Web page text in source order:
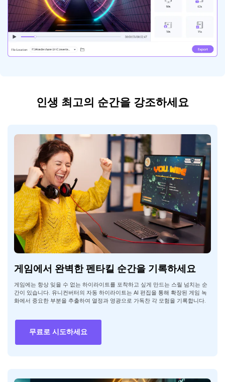
인생 최고의 순간을 강조하세요
게임에서 완벽한 펜타킬 순간을 기록하세요
게임에는 항상 잊을 수 없는 하이라이트를 포착하고 싶게 만드는 스릴 넘치는 순
간이 있습니다. 유니컨버터의 자동 하이라이트는 AI 편집을 통해 확장된 게임 녹
화에서 중요한 부분을 추출하여 열정과 영광으로 가독찬 각 모험을 기록합니다.
무료로 시도하세요